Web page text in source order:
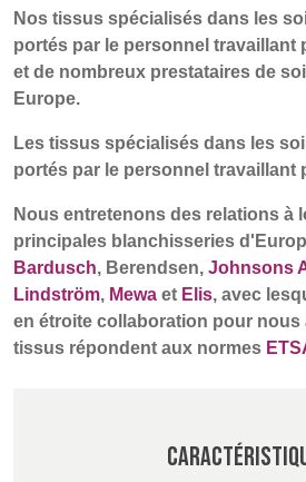
DINDE
BULGARIA,
GREECE,
SLOVENIA
UK, NORTHERN
IRELAND & REPUBLIC
OF IRELAND
Nos tissus spécialisés dans les
portés par le personnel travaillant
et de nombreux prestataires de
Europe.
Les tissus spécialisés dans les
portés par le personnel travaillant
Nous entretenons des relations à
principales blanchisseries
Bardusch, Berendsen, Johnsons
Lindström, Mewa et Elis, avec
en étroite collaboration pour nous
tissus répondent aux normes